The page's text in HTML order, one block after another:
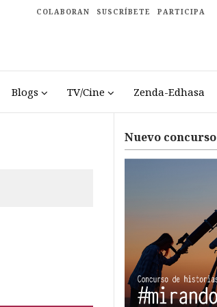
COLABORAN SUSCRÍBETE PARTICIPA
Blogs TV/Cine Zenda-Edhasa
Nuevo concurso